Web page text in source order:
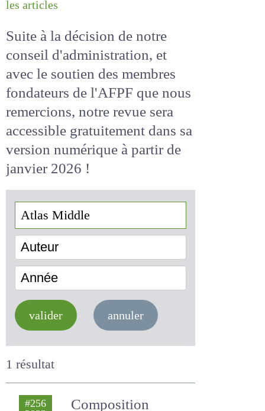
Nouveauté 2026 : accès gratuit à
Suite à la décision de notre
conseil d'administration, et
avec le soutien des membres
fondateurs de l'AFPF que nous
remercions, notre revue sera
accessiblegratuitementdans
sa version numérique
de janvier 2026 !
Auteur
valider annuler
1 résultat